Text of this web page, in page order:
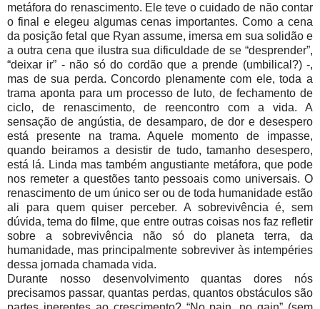
metáfora do renascimento. Ele teve o cuidado de não contar
o final e elegeu algumas cenas importantes. Como a cena
da posição fetal que Ryan assume, imersa em sua solidão e
a outra cena que ilustra sua dificuldade de se “desprender”,
“deixar ir” - não só do cordão que a prende (umbilical?) -,
mas de sua perda. Concordo plenamente com ele, toda a
trama aponta para um processo de luto, de fechamento de
ciclo, de renascimento, de reencontro com a vida. A
sensação de angústia, de desamparo, de dor e desespero
está presente na trama. Aquele momento de impasse,
quando beiramos a desistir de tudo, tamanho desespero,
está lá. Linda mas também angustiante metáfora, que pode
nos remeter a questões tanto pessoais como universais. O
renascimento de um único ser ou de toda humanidade estão
ali para quem quiser perceber. A sobrevivência é, sem
dúvida, tema do filme, que entre outras coisas nos faz refletir
sobre a sobrevivência não só do planeta terra, da
humanidade, mas principalmente sobreviver às intempéries
dessa jornada chamada vida.
Durante nosso desenvolvimento quantas dores nós
precisamos passar, quantas perdas, quantos obstáculos são